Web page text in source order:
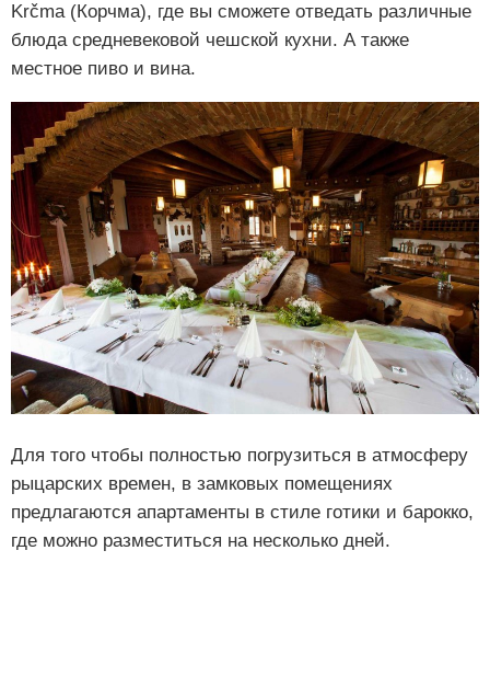
Krčma (Корчма), где вы сможете отведать различные
блюда средневековой чешской кухни. А также
местное пиво и вина.
Для того чтобы полностью погрузиться в атмосферу
рыцарских времен, в замковых помещениях
предлагаются апартаменты в стиле готики и барокко,
где можно разместиться на несколько дней.